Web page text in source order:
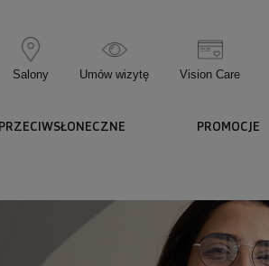
Salony Umów wizytę Vision Care
PROMOCJE